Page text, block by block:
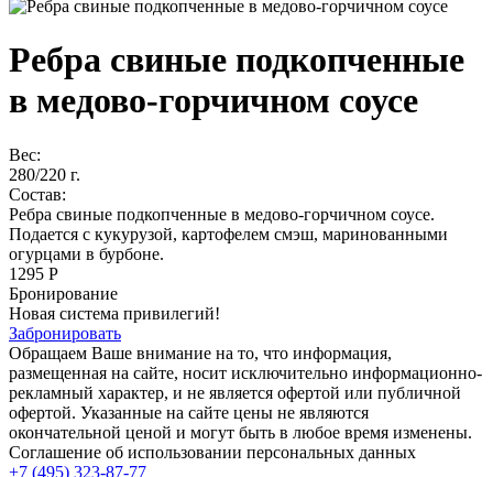
Ребра свиные подкопченные
в медово-горчичном соусе
Вес:
280/220 г.
Состав:
Ребра свиные подкопченные в медово-горчичном соусе.
Подается с кукурузой, картофелем смэш, маринованными
огурцами в бурбоне.
1295 Р
Бронирование
Новая система привилегий!
Забронировать
Обращаем Ваше внимание на то, что информация,
размещенная на сайте, носит исключительно информационно-
рекламный характер, и не является офертой или публичной
офертой. Указанные на сайте цены не являются
окончательной ценой и могут быть в любое время изменены.
Соглашение об использовании персональных данных
+7 (495) 323-87-77